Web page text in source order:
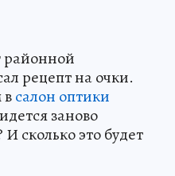
районной
рецепт на очки.
салон оптики
заново
сколько это будет